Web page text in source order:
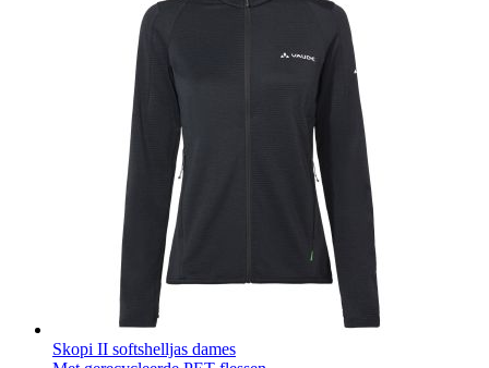
Skopi II softshelljas dames